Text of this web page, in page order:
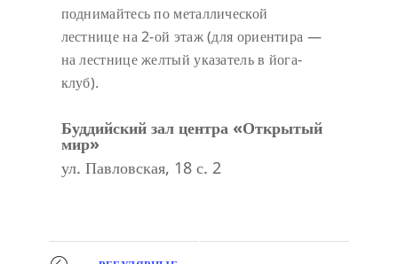
поднимайтесь по металлической
лестнице на 2-ой этаж (для ориентира —
на лестнице желтый указатель в йога-
клуб).
Буддийский зал центра «Открытый
мир»
ул. Павловская, 18 с. 2